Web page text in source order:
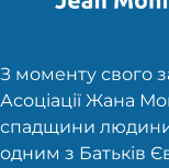
З моменту свого
Асоціації Жана
спадщини
одним з Батьків